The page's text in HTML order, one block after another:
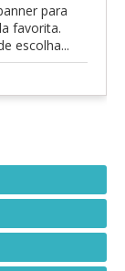
para
favorita.
escolha...